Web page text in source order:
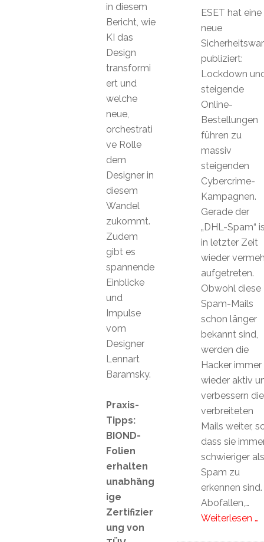
ESET hat eine
neue
publiziert:
Lockdown
steigende
Online-
Bestellungen
führen zu
massiv
steigenden
Cybercrime-
Kampagnen.
Gerade der
„DHL-Spam“
in letzter Zeit
wieder
aufgetreten.
Obwohl diese
Spam-Mails
schon länger
bekannt sind,
werden die
Hacker immer
wieder aktiv
verbessern die
verbreiteten
Mails weiter,
dass sie
schwieriger als
Spam zu
erkennen sind.
Abofallen,…
Weiterlesen …
in diesem
Bericht, wie
KI das
Design
transformi
ert und
welche
neue,
orchestrati
ve Rolle
dem
Designer in
diesem
Wandel
zukommt.
Zudem
gibt es
spannende
Einblicke
und
Impulse
vom
Designer
Lennart
Baramsky.
Praxis-
Tipps:
BIOND-
Folien
erhalten
unabhäng
ige
Zertifizier
ung von